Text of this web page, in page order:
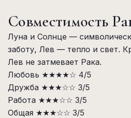
Совместимость
Луна и Солнце —
заботу, Лев — тепло и свет.
Лев не затмевает Рака.
Любовь ★★★★☆ 4/5
Дружба ★★★☆☆ 3/5
Работа ★★★☆☆ 3/5
Общая ★★★☆☆ 3/5